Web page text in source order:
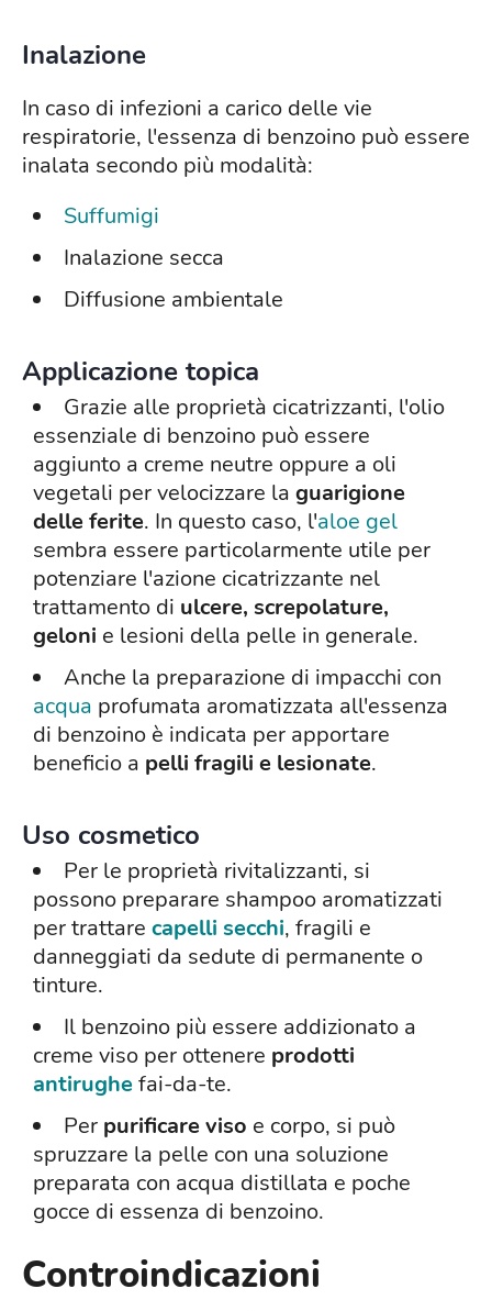
Inalazione
In caso di infezioni a carico delle vie
respiratorie, l'essenza di benzoino può essere
inalata secondo più modalità:
Suffumigi
Inalazione secca
Diffusione ambientale
Applicazione topica
Grazie alle proprietà cicatrizzanti, l'olio
essenziale di benzoino può essere
aggiunto a creme neutre oppure a oli
vegetali per velocizzare la guarigione
delle ferite. In questo caso, l'aloe gel
sembra essere particolarmente utile per
potenziare l'azione cicatrizzante nel
trattamento di ulcere, screpolature,
geloni e lesioni della pelle in generale.
Anche la preparazione di impacchi con
acqua profumata aromatizzata all'essenza
di benzoino è indicata per apportare
beneficio a pelli fragili e lesionate.
Uso cosmetico
Per le proprietà rivitalizzanti, si
possono preparare shampoo aromatizzati
per trattare capelli secchi, fragili e
danneggiati da sedute di permanente o
tinture.
Il benzoino più essere addizionato a
creme viso per ottenere prodotti
antirughefai-da-te.
Per purificare viso e corpo, si può
spruzzare la pelle con una soluzione
preparata con acqua distillata e poche
gocce di essenza di benzoino.
Controindicazioni